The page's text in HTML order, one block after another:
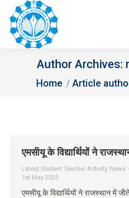
Author Archives:
You are here:
Home Article
एमसीयू के विद्यार्थियों ने
Latest Student Teacher Activity, News
1st May 2025
एमसीयू के विद्यार्थियों ने राजस्थान में